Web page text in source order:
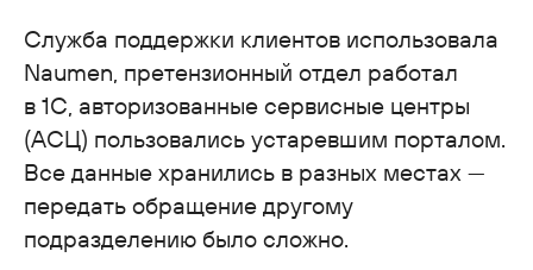
Служба поддержки клиентов использовала
Naumen, претензионный отдел работал
в 1С, авторизованные сервисные центры
(АСЦ) пользовались устаревшим порталом.
Все данные хранились в разных местах —
передать обращение другому
подразделению было сложно.